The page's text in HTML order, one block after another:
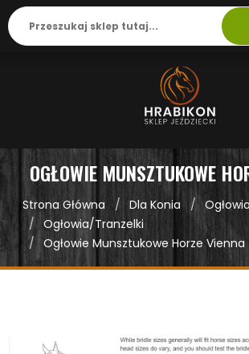
OGŁOWIE MUNSZTUKOWE
Strona Główna Dla Konia
Ogłowia/tranzelki
Ogłowie Munsztukowe Horze Vienna